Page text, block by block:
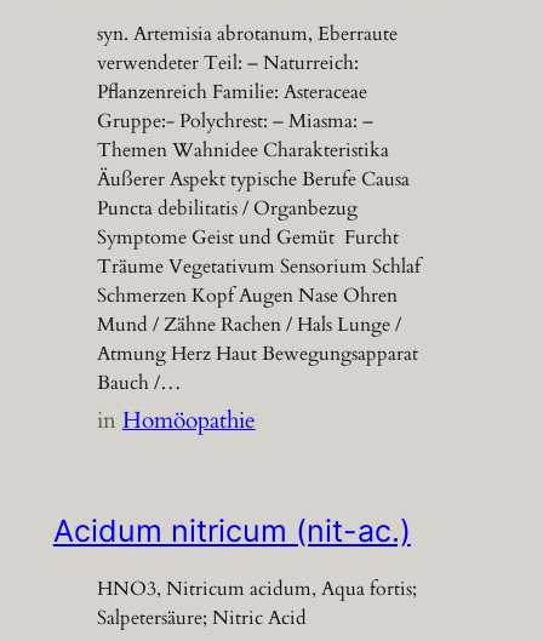
syn. Artemisia abrotanum, Eberraute
verwendeter Teil: – Naturreich:
Pflanzenreich Familie: Asteraceae
Gruppe:- Polychrest: – Miasma: –
Themen Wahnidee Charakteristika
Äußerer Aspekt typische Berufe Causa
Puncta debilitatis / Organbezug
Symptome Geist und Gemüt Furcht
Träume Vegetativum Sensorium Schlaf
Schmerzen Kopf Augen Nase Ohren
Mund / Zähne Rachen / Hals Lunge /
Atmung Herz Haut Bewegungsapparat
Bauch /…
inHomöopathie
Acidum nitricum (nit-ac.)
HNO3, Nitricum acidum, Aqua fortis;
Salpetersäure; Nitric Acid